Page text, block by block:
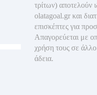
τρίτων) αποτελούν
olatagoal.gr και
επισκέπτες για
Απαγορεύεται με
χρήση τους σε
άδεια.